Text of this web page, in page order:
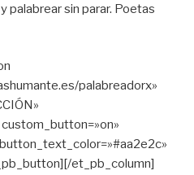
palabrear sin parar. Poetas
palabreadorx»
custom_button=»on»
et_pb_column]